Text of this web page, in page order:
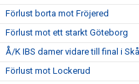
Förlust borta mot Fröjered
Förlust mot ett starkt Göteborg
Å/K IBS damer vidare till final i
Förlust mot Lockerud